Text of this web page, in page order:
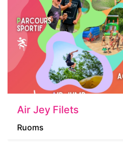
Air Jey Filets
Ruoms